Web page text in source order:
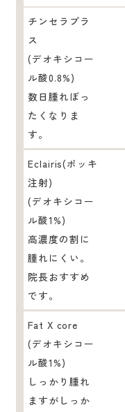
チンセラプラ
ス
(デオキシコー
ル酸0.8%)
数日腫れぼっ
たくなりま
す。
Eclairis(ポッキ
注射)
(デオキシコー
ル酸1%)
高濃度の割に
腫れにくい。
院長おすすめ
です。
Fat X core
(デオキシコー
ル酸1%)
しっかり腫れ
ますがしっか